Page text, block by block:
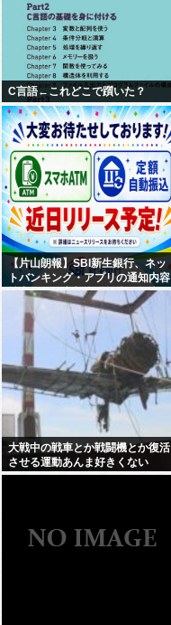
C言語←これどこで躓いた？
【片山朗報】SBI新生銀行、ネッ
トバンキング・アプリの通知内容
拡充および定額自動振込・振込予
約機能を追加
大戦中の戦車とか戦闘機とか復活
させる運動あんま好きくない